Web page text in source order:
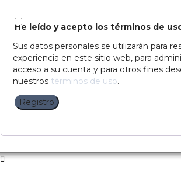
He leído y acepto los términos de
Sus datos personales se utilizarán para
experiencia en este sitio web, para
acceso a su cuenta y para otros fines
nuestros términos de uso.
Registro